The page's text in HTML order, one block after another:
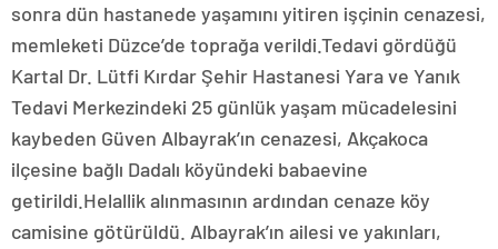
sonra dün hastanede yaşamını yitiren işçinin cenazesi,
memleketi Düzce’de toprağa verildi.Tedavi gördüğü
Kartal Dr. Lütfi Kırdar Şehir Hastanesi Yara ve Yanık
Tedavi Merkezindeki 25 günlük yaşam mücadelesini
kaybeden Güven Albayrak’ın cenazesi, Akçakoca
ilçesine bağlı Dadalı köyündeki babaevine
getirildi.Helallik alınmasının ardından cenaze köy
camisine götürüldü. Albayrak’ın ailesi ve yakınları,